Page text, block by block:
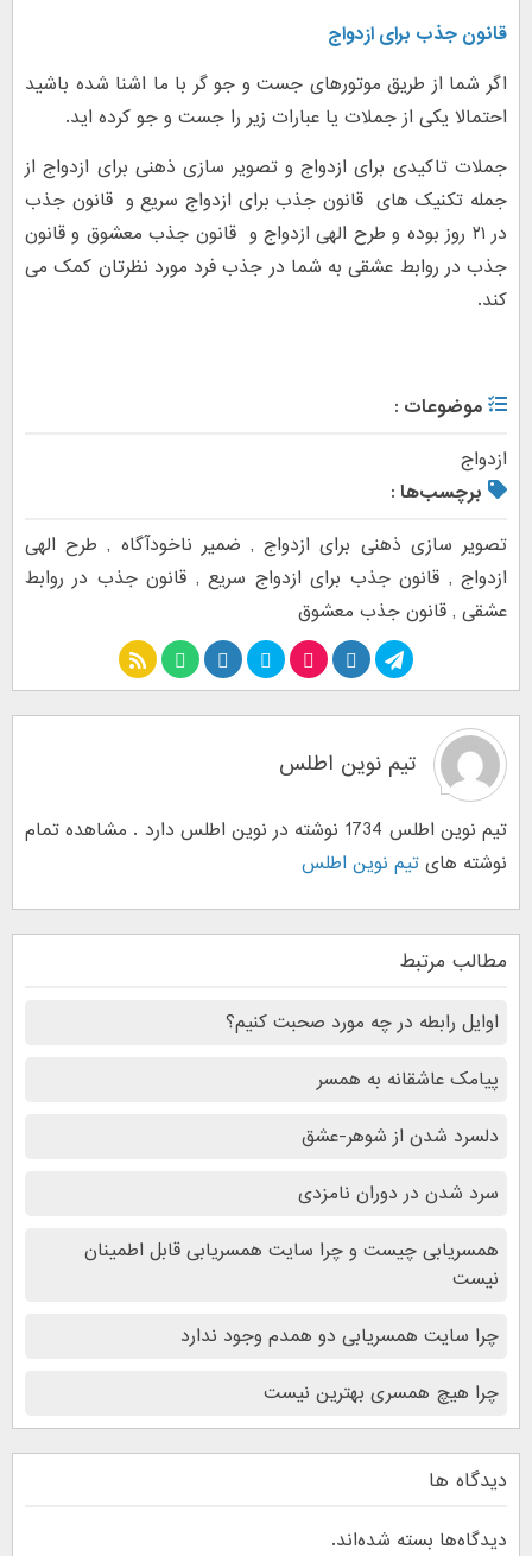
قانون جذب برای ازدواج
اگر شما از طریق موتورهای جست و جو گر با ما اشنا شده باشید
احتمالا یکی از جملات یا عبارات زیر را جست و جو کرده اید.
جملات تاکیدی برای ازدواج و تصویر سازی ذهنی برای ازدواج از
جمله تکنیک های قانون جذب برای ازدواج سریع و قانون جذب
در ۲۱ روز بوده و طرح الهی ازدواج و قانون جذب معشوق و قانون
جذب در روابط عشقی به شما در جذب فرد مورد نظرتان کمک می
کند.
موضوعات :
ازدواج
برچسب‌ها :
تصویر سازی ذهنی برای ازدواج, ضمیر ناخودآگاه , طرح الهی
ازدواج, قانون جذب برای ازدواج سریع, قانون جذب در روابط
عشقی , قانون جذب معشوق
تیم نوین اطلس
تیم نوین اطلس 1734 نوشته در نوین اطلس دارد . مشاهده تمام
نوشته های تیم نوین اطلس
مطالب مرتبط
اوایل رابطه در چه مورد صحبت کنیم؟
پیامک عاشقانه به همسر
دلسرد شدن از شوهر-عشق
سرد شدن در دوران نامزدی
همسریابی چیست و چرا سایت همسریابی قابل اطمینان
نیست
چرا سایت همسریابی دو همدم وجود ندارد
چرا هیچ همسری بهترین نیست
دیدگاه ها
دیدگاه‌ها بسته شده‌اند.